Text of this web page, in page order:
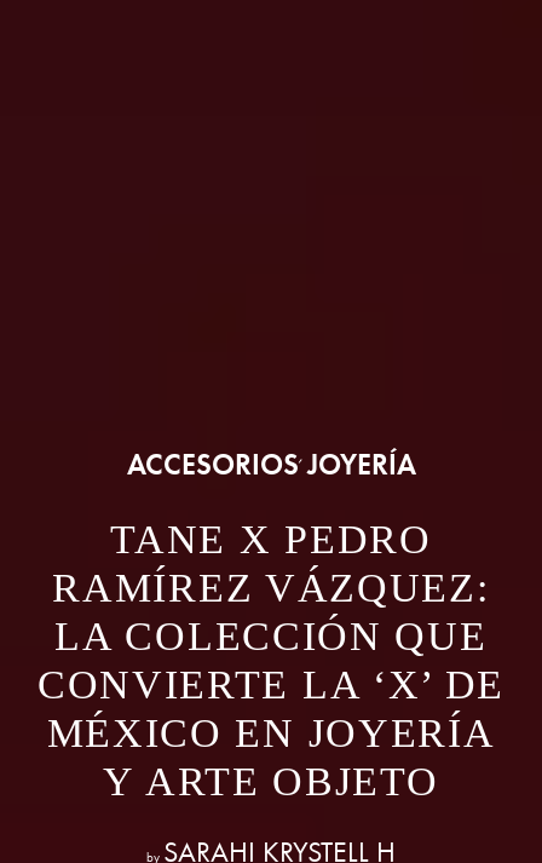
ACCESORIOS, JOYERÍA
TANE X PEDRO
RAMÍREZ VÁZQUEZ:
LA COLECCIÓN QUE
CONVIERTE LA ‘X’ DE
MÉXICO EN JOYERÍA
Y ARTE OBJETO
by SARAHI KRYSTELL H